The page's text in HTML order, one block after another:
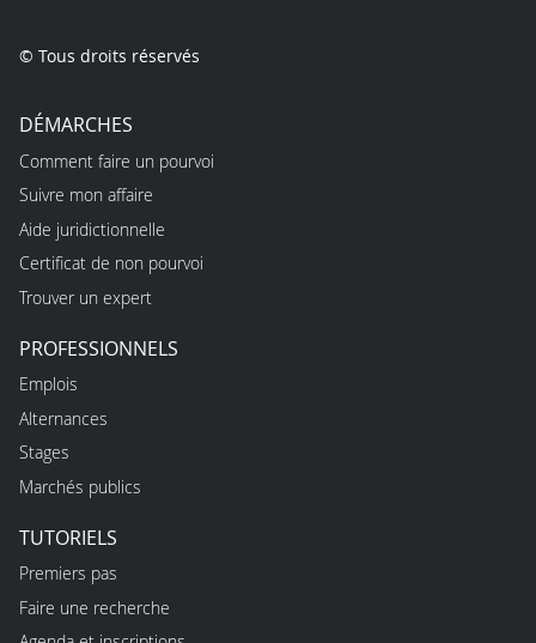
© Tous droits réservés
DÉMARCHES
Comment faire un pourvoi
Suivre mon affaire
Aide juridictionnelle
Certificat de non pourvoi
Trouver un expert
PROFESSIONNELS
Emplois
Alternances
Stages
Marchés publics
TUTORIELS
Premiers pas
Faire une recherche